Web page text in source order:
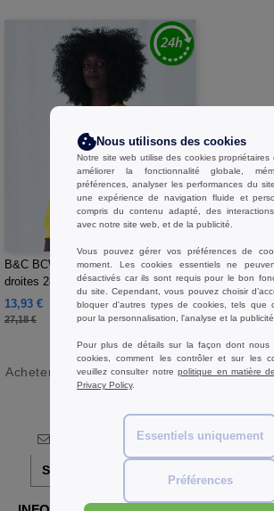
B&C BCW01Q - Sweat manches
droites 280 QUEEN
13,93 €
27,18 €
-49%
Acheter Sweats Col rond Femmes B&C en
S'abonner!
Nous utilisons des cookies
Notre site web utilise des cookies propriétaires
améliorer la fonctionnalité globale,
préférences, analyser les performances du
une expérience de navigation fluide et
compris du contenu adapté, des
avec notre site web, et de la publicité.
Vous pouvez gérer vos préférences de
moment. Les cookies essentiels ne
désactivés car ils sont requis pour le bon
du site. Cependant, vous pouvez choisir
bloquer d'autres types de cookies, tels que
pour la personnalisation, l'analyse et la publicité.
Pour plus de détails sur la façon dont nous
cookies, comment les contrôler et sur les
veuillez consulter notrepolitique en matière
Privacy Policy.
Essentiels uniquement
Préférences